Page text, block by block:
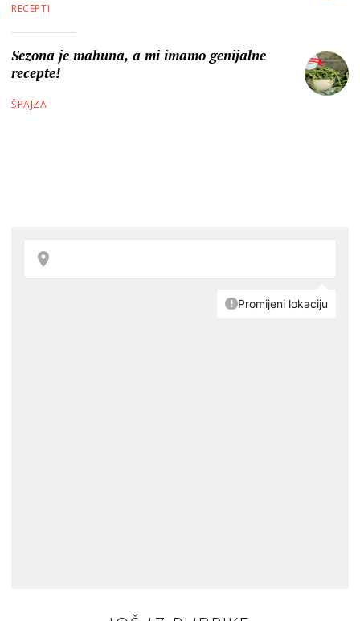
RECEPTI
Sezona je mahuna, a mi imamo genijalne
recepte!
ŠPAJZA